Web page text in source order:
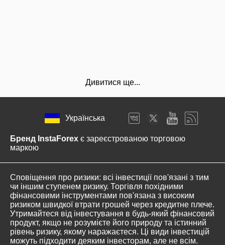
Дивитися ще...
Українська
Бренд InstaForex є зареєстрованою торговою
маркою
Сповіщення про ризики: всі інвестиції пов'язані з тим
чи іншим ступенем ризику. Торгівля похідними
фінансовими інструментами пов'язана з високим
ризиком швидкої втрати грошей через кредитне плече.
Утримайтеся від інвестування в будь-який фінансовий
продукт, якщо не розумієте його природу та істинний
рівень ризику, якому наражаєтеся. Ці види інвестицій
можуть підходити деяким інвесторам, але не всім.